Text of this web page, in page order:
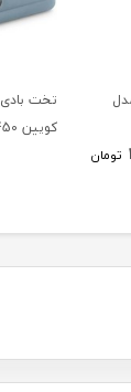
اینتکس 2025 مدل
تومان
تخت
کویین 64450